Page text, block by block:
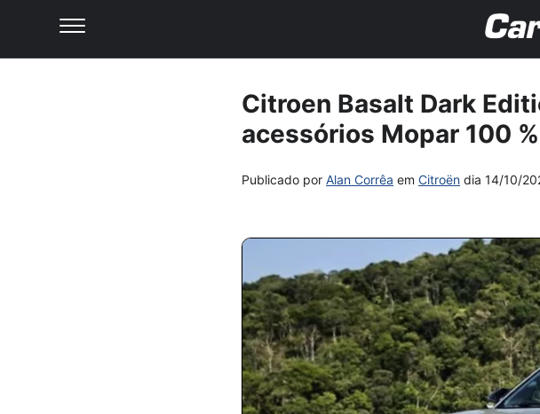
Citroen Basalt Dark
acessórios Mopar 100
Publicado por Alan Corrêa em Citroën dia 14/10/